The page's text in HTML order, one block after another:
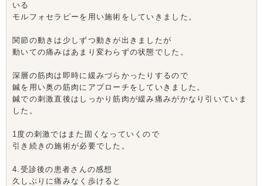
いる
モルフォセラピーを用い施術をしていきました。
関節の動きは少しずつ動きが出きましたが
動いての痛みはあまり変わらずの状態でした。
深層の筋肉は即時に緩みづらかったりするので
鍼を用い奥の筋肉にアプローチをしていきました。
鍼での刺激直後はしっかり筋肉が緩み痛みがかなり引いていま
した。
1度の刺激ではまた固くなっていくので
引き続きの施術が必要でした。
4.受診後の患者さんの感想
久しぶりに痛みなく歩けると